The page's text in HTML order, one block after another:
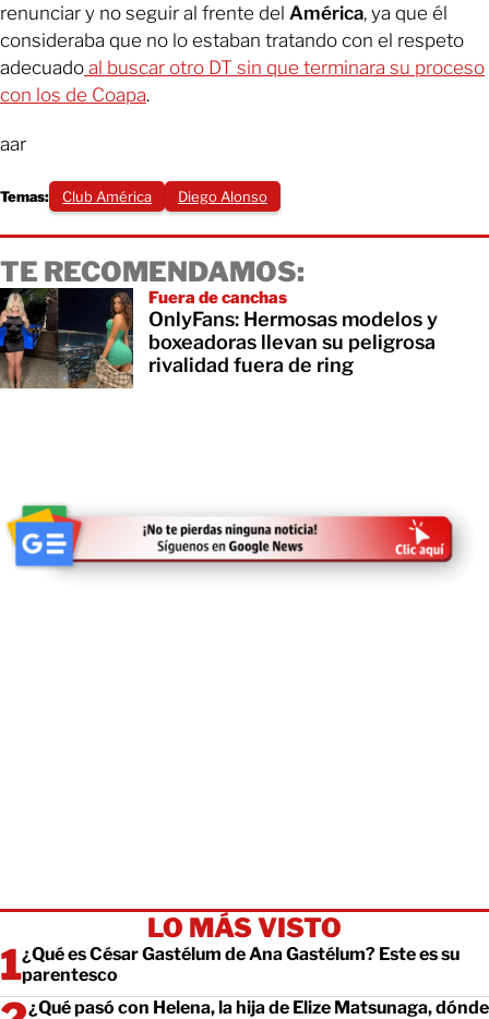
renunciar y no seguir al frente del América, ya que él
consideraba que no lo estaban tratando con el respeto
adecuado al buscar otro DT sin que terminara su proceso
con los de Coapa.
aar
Temas: Club América Diego Alonso
TE RECOMENDAMOS:
Fuera de canchas
OnlyFans: Hermosas modelos y
boxeadoras llevan su peligrosa
rivalidad fuera de ring
LO MÁS VISTO
¿Qué es César Gastélum de Ana Gastélum? Este es su
parentesco
¿Qué pasó con Helena, la hija de Elize Matsunaga, dónde